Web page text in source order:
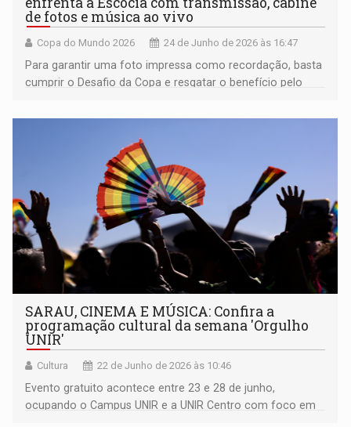
de fotos e música ao vivo
Copa do Mundo 2026 24 de Junho de 2026 às 16:47
Para garantir uma foto impressa como recordação, basta
cumprir o Desafio da Copa e resgatar o benefício pelo
SARAU, CINEMA E MÚSICA: Confira a
programação cultural da semana 'Orgulho
UNIR'
Cultura 22 de Junho de 2026 às 10:46
Evento gratuito acontece entre 23 e 28 de junho,
ocupando o Campus UNIR e a UNIR Centro com foco em